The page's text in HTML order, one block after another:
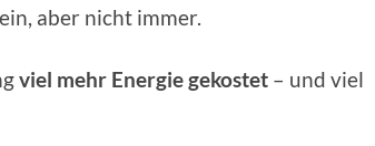
aber nicht immer.
viel mehr Energie gekostet – und viel